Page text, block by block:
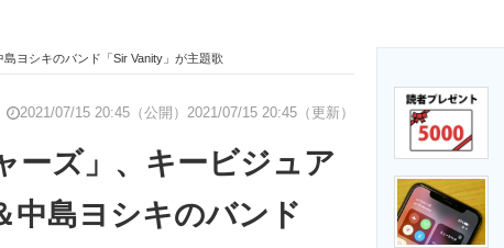
経営リーダーのコミュニティ
IT製品の技術・比較・事例 製造業のIT導入・活用を支援
ヨシキのバンド「Sir Vanity」が主題歌
2021/07/15 20:45（公開） 2021/07/15 20:45（更新）
ーズ」、キービジュア
島ヨシキのバンド